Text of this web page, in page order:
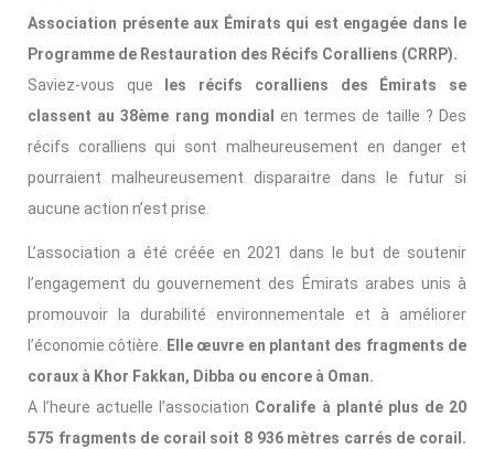
Association présente aux Émirats qui est engagée dans le
Programme de Restauration des Récifs Coralliens (CRRP).
Saviez-vous que
les récifs coralliens des Émirats se
classent au 38ème rang mondial
en termes de taille ? Des
récifs coralliens qui sont malheureusement en danger et
pourraient malheureusement disparaitre dans le futur si
aucune action n’est prise.
L’association a été créée en 2021 dans le but de soutenir
l’engagement du gouvernement des Émirats arabes unis à
promouvoir la durabilité environnementale et à améliorer
l’économie côtière. Elle œuvre en plantant des fragments de
coraux à Khor Fakkan, Dibba ou encore à Oman.
A l’heure actuelle l’association Coralife à planté plus de 20
575 fragments de corail soit 8 936 mètres carrés de corail.